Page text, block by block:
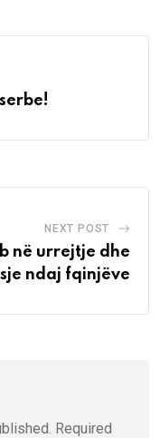
NEXT POST
në urrejtje dhe
ndaj fqinjëve
Required